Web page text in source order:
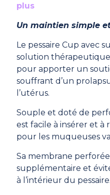
plus
Un maintien simple
Le pessaire Cup avec
solution
pour apporter un
souffrant d’un
l’utérus.
Souple et doté de
est facile à insérer et
pour les muqueuses
Sa membrane
supplémentaire et
à l’intérieur du pessaire.